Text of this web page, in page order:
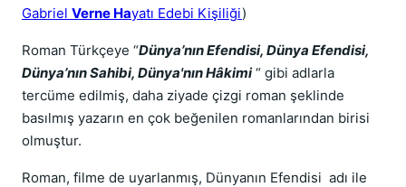
Gabriel Verne Hayatı Edebi Kişiliği)
Roman Türkçeye “Dünya’nın Efendisi, Dünya Efendisi,
Dünya’nın Sahibi, Dünya'nın Hâkimi“ gibi adlarla
tercüme edilmiş, daha ziyade çizgi roman şeklinde
basılmış yazarın en çok beğenilen romanlarından birisi
olmuştur.
Roman, filme de uyarlanmış, Dünyanın Efendisi adı ile